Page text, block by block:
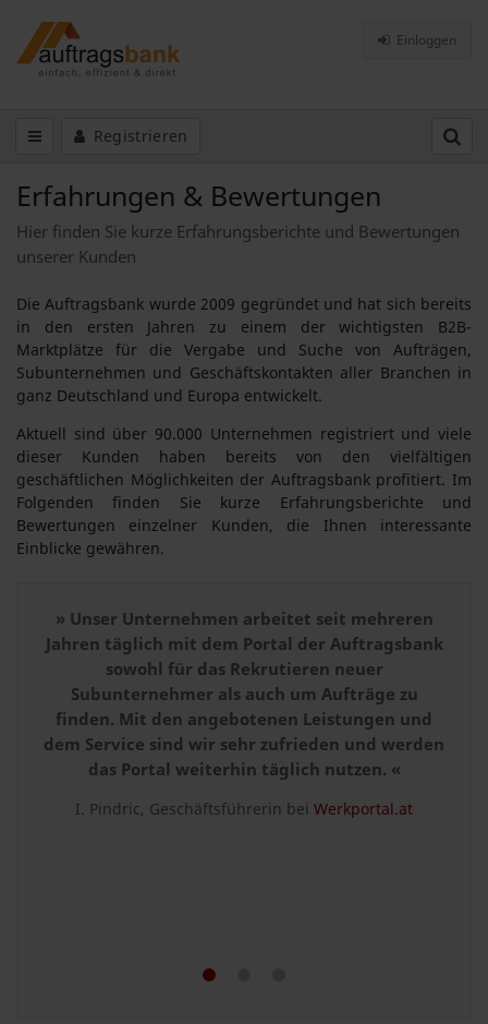
Einloggen
Registrieren
Erfahrungen & Bewertungen
Hier finden Sie kurze Erfahrungsberichte und Bewertungen
unserer Kunden
Die Auftragsbank wurde 2009 gegründet und hat sich bereits
in den ersten Jahren zu einem der wichtigsten B2B-
Marktplätze für die Vergabe und Suche von Aufträgen,
Subunternehmen und Geschäftskontakten aller Branchen in
ganz Deutschland und Europa entwickelt.
Aktuell sind über 90.000 Unternehmen registriert und viele
dieser Kunden haben bereits von den vielfältigen
geschäftlichen Möglichkeiten der Auftragsbank profitiert. Im
Folgenden finden Sie kurze Erfahrungsberichte und
Bewertungen einzelner Kunden, die Ihnen interessante
Einblicke gewähren.
» Unser Unternehmen arbeitet seit mehreren
Jahren täglich mit dem Portal der Auftragsbank
sowohl für das Rekrutieren neuer
Subunternehmer als auch um Aufträge zu
finden. Mit den angebotenen Leistungen und
dem Service sind wir sehr zufrieden und werden
das Portal weiterhin täglich nutzen. «
I. Pindric, Geschäftsführerin bei Werkportal.at